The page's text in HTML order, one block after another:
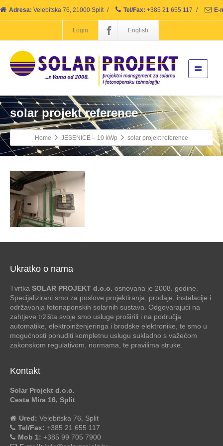
Adresa: Velebitska 76, 21000 Split / Tel/Fax: +385 21 655 117 / E-
Login English
solar projekt reference
Home JESENICE – 10 kWp solar projekt reference
Ukratko o nama
Tvrtka SOLAR PROJEKT d.o.o. osnovana je 2008. godine.
Specijalizirani smo za poslove projektiranja, prodaje, instalacije i
održavanja fotonaponskih solarnih sustava. Odgovarajući na
zahtjeve tržišta svoje smo usluge proširili i na područja
automatike, elektroinženjeringa i brodske elektronike, te smo u
mogućnosti ponuditi kompletnu uslugu sukladno s važećom
zakonskom regulativom, normama, te pravilima struke.
Kontakt
Solar Projekt d.o.o.
Cesta Mira 16, Split
Ured: Velebitska 76, Split
Tel/Fax: +385 21 655 117
Mob 1: +385 99 705 7900